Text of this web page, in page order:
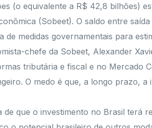
(o equivalente a R$ 42,8 bilhões)
(Sobeet). O saldo entre
medidas governamentais para
chefe da Sobeet, Alexander
tributária e fiscal e no Mercado
O medo é que, a longo prazo,
que o investimento no Brasil terá